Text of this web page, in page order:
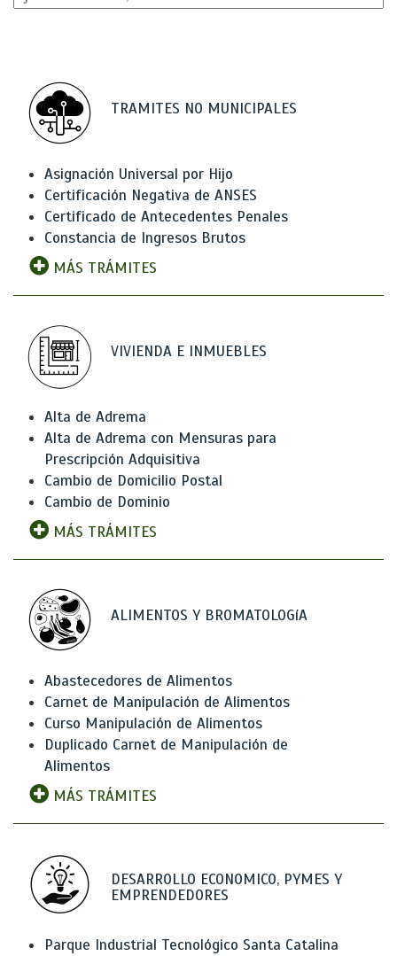
TRAMITES NO MUNICIPALES
Asignación Universal por Hijo
Certificación Negativa de ANSES
Certificado de Antecedentes Penales
Constancia de Ingresos Brutos
MÁS TRÁMITES
VIVIENDA E INMUEBLES
Alta de Adrema
Alta de Adrema con Mensuras para
Prescripción Adquisitiva
Cambio de Domicilio Postal
Cambio de Dominio
MÁS TRÁMITES
ALIMENTOS Y BROMATOLOGíA
Abastecedores de Alimentos
Carnet de Manipulación de Alimentos
Curso Manipulación de Alimentos
Duplicado Carnet de Manipulación de
Alimentos
MÁS TRÁMITES
DESARROLLO ECONOMICO, PYMES Y
EMPRENDEDORES
Parque Industrial Tecnológico Santa Catalina